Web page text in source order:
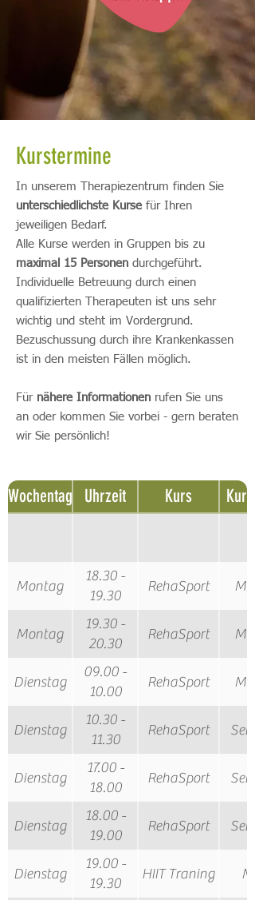
Kurstermine
In unserem Therapiezentrum finden Sie
unterschiedlichste Kurse für Ihren
jeweiligen Bedarf.
Alle Kurse werden in Gruppen bis zu
maximal 15 Personen durchgeführt.
Individuelle Betreuung durch einen
qualifizierten Therapeuten ist uns sehr
wichtig und steht im Vordergrund.
Bezuschussung durch ihre Krankenkassen
ist in den meisten Fällen möglich.
Für nähere Informationen rufen Sie uns
an oder kommen Sie vorbei - gern beraten
wir Sie persönlich!
Wochentag Uhrzeit Kurs
Montag
18.30 -
19.30
RehaSport
Montag
19.30 -
20.30
RehaSport
Dienstag
09.00 -
10.00
RehaSport
Dienstag
10.30 -
11.30
RehaSport
Dienstag
17.00 -
18.00
RehaSport
Dienstag
18.00 -
19.00
RehaSport
Dienstag
19.00 -
19.30
HIIT Traning